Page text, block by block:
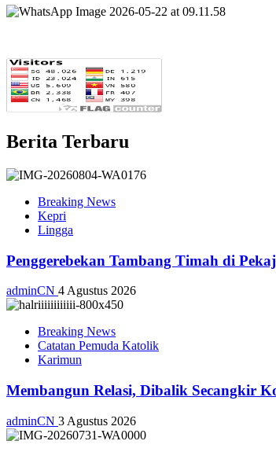
Berita Terbaru
Breaking News
Kepri
Lingga
Penggerebekan Tambang Timah di
adminCN 4 Agustus 2026
Breaking News
Catatan Pemuda Katolik
Karimun
Membangun Relasi, Dibalik Secangkir
adminCN 3 Agustus 2026